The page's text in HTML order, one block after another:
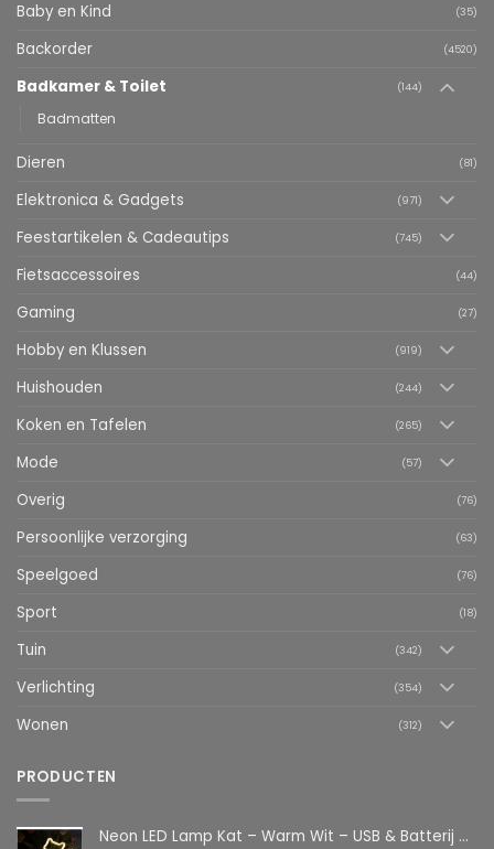
Baby en Kind (35)
Backorder (4520)
Badkamer & Toilet (144)
Badmatten
Dieren (81)
Elektronica & Gadgets (971)
Feestartikelen & Cadeautips (745)
Fietsaccessoires (44)
Gaming (27)
Hobby en Klussen (919)
Huishouden (244)
Koken en Tafelen (265)
Mode (57)
Overig (76)
Persoonlijke verzorging (63)
Speelgoed (76)
Sport (18)
Tuin (342)
Verlichting (354)
Wonen (312)
PRODUCTEN
Neon LED Lamp Kat – Warm Wit – USB & Batterij – Decoratieve Tafellamp voor Kinderkamer – 28,5 x 24,5 cm